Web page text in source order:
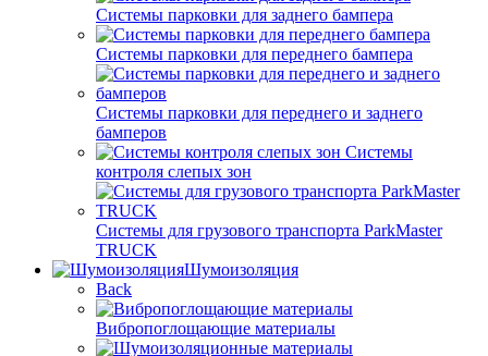
Системы парковки для заднего бампера
Системы парковки для переднего бампера
Системы парковки для переднего и заднего
бамперов
Системы
контроля слепых зон
Системы для грузового транспорта ParkMaster
TRUCK
Шумоизоляция
Back
Вибропоглощающие материалы